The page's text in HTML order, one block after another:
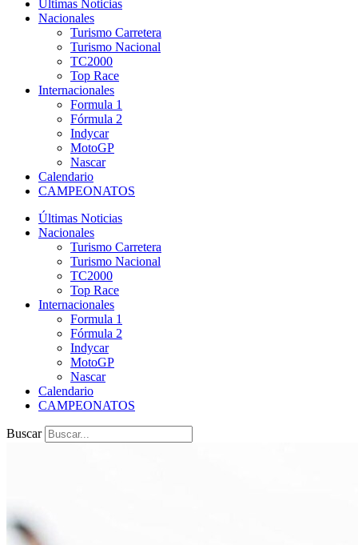
Últimas Noticias
Nacionales
Turismo Carretera
Turismo Nacional
TC2000
Top Race
Internacionales
Formula 1
Fórmula 2
Indycar
MotoGP
Nascar
Calendario
CAMPEONATOS
Últimas Noticias
Nacionales
Turismo Carretera
Turismo Nacional
TC2000
Top Race
Internacionales
Formula 1
Fórmula 2
Indycar
MotoGP
Nascar
Calendario
CAMPEONATOS
Buscar